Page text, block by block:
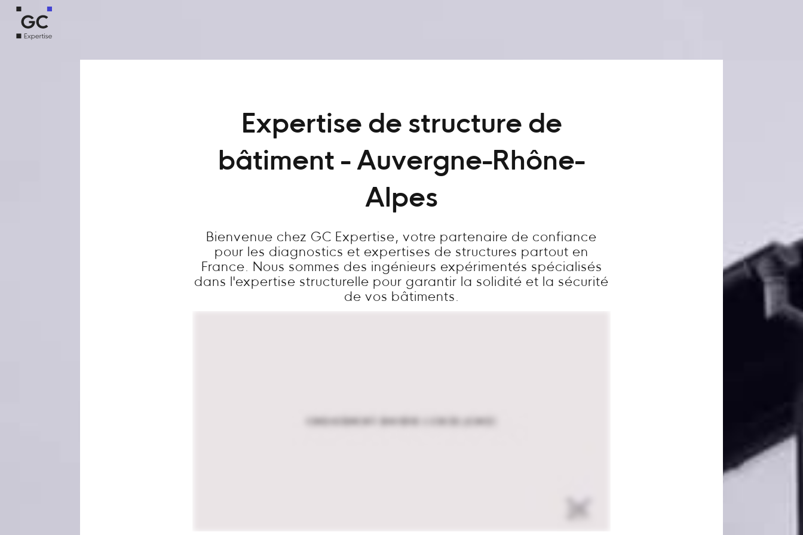
Expertise de structure de
bâtiment - Auvergne-Rhône-
Alpes
Bienvenue chez GC Expertise, votre partenaire de confiance
pour les diagnostics et expertises de structures partout en
France. Nous sommes des ingénieurs expérimentés spécialisés
dans l'expertise structurelle pour garantir la solidité et la sécurité
de vos bâtiments.